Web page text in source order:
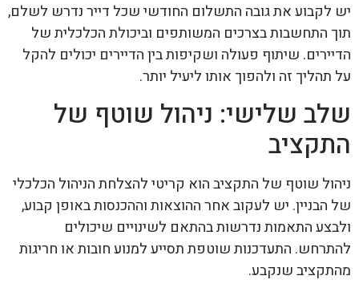
יש לקבוע את גובה התשלום החודשי שכל דייר נדרש לשלם,
תוך התחשבות בצרכים המשותפים וביכולת הכלכלית של
הדיירים. שיתוף פעולה ושקיפות בין הדיירים יכולים להקל
על תהליך זה ולהפוך אותו ליעיל יותר.
שלב שלישי: ניהול שוטף של
התקציב
ניהול שוטף של התקציב הוא קריטי להצלחת הניהול הכלכלי
של הבניין. יש לעקוב אחר ההוצאות וההכנסות באופן קבוע,
ולבצע התאמות נדרשות בהתאם לשינויים שיכולים
להתרחש. התעדכנות שוטפת תסייע למנוע חובות או חריגות
מהתקציב שנקבע.